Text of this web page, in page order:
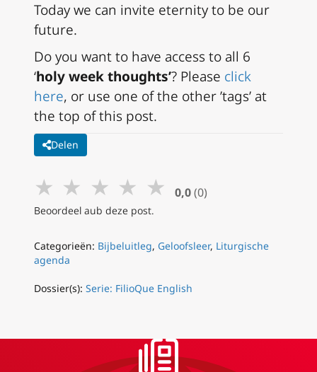
Today we can invite eternity to be our
future.
Do you want to have access to all 6
‘holy week thoughts’? Please click
here, or use one of the other ’tags’ at
the top of this post.
Delen
★ ★ ★ ★ ★ 0,0 (0)
Beoordeel aub deze post.
Categorieën: Bijbeluitleg, Geloofsleer, Liturgische
agenda
Dossier(s): Serie: FilioQue English